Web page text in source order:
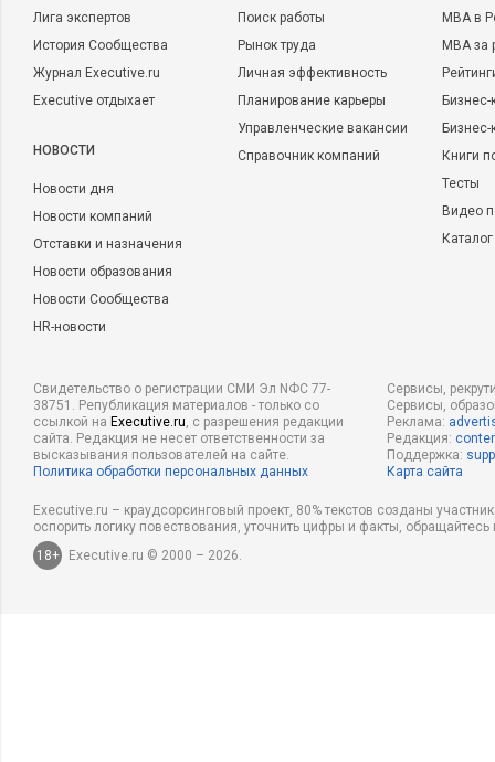
Лига экспертов
История Сообщества
Журнал Executive.ru
Executive отдыхает
НОВОСТИ
Новости дня
Новости компаний
Отставки и назначения
Новости образования
Новости Сообщества
HR-новости
Поиск работы
Рынок труда
Личная эффективность
Планирование карьеры
Управленческие вакансии
Справочник компаний
MBA в
MBA
Бизнес-
Книги
Тесты
Видео
Свидетельство о регистрации СМИ Эл NФС 77-
38751. Републикация материалов - только со
ссылкой на Executive.ru, с разрешения редакции
сайта. Редакция не несет ответственности за
высказывания пользователей на сайте.
Политика обработки персональных данных
Сервисы,
Сервисы,
Реклама:
Редакция:
Поддержка:
Карта сайта
Executive.ru – краудсорсинговый проект, 80% текстов созданы
оспорить логику повествования, уточнить цифры и факты,
18+
Executive.ru © 2000 – 2026.